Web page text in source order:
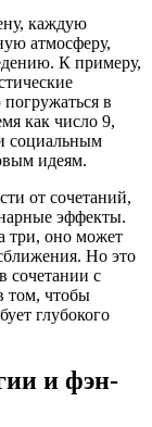
каждую
атмосферу,
К примеру,
в
как число 9,
социальным
идеям.
от сочетаний,
эффекты.
три, оно может
Но это
сочетании с
том, чтобы
глубокого
и фэн-